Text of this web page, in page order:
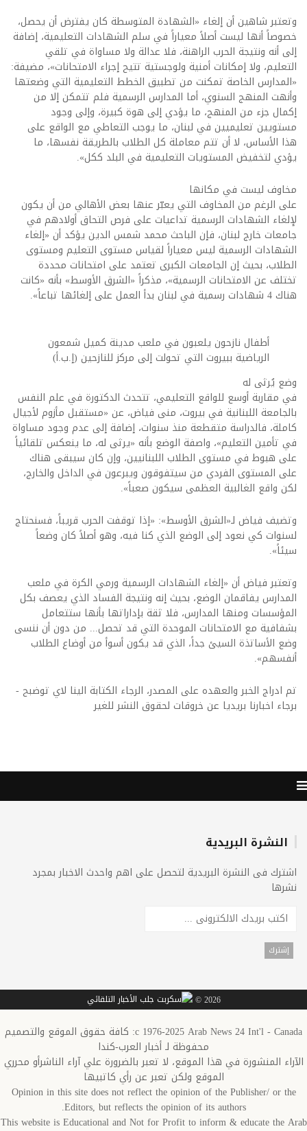
وتعتبر شاهين أن إلغاء «الشهادة المتوسطة كان يفترض أن يحصل،
خصوصاً أنها ليست أصلاً معياراً في سلم الشهادات التعليمية، إضافة
إلى أنه ونتيجة الحرب الراهنة، فلا عدالة ولا مساواة في تلقي
التعليم، ولا إمكانات أمنية ولوجستية تتيح إجراء الامتحانات»، مضيفة:
«المدارس الخاصة تمكنت من تطبيق الخطط التعليمية التي وضعتها
وأنهت المنهج السنوي، أما المدارس الرسمية فلم تتمكن إلا من
إكمال جزء من المنهج، ما يؤدي إلى هوة كبيرة، وإلى وجود
مستويين تعليميين في لبنان، ما يوجب التعاطي مع الواقع على
هذا الأساس، لا أن تتم معاملة كل الطلاب بالطريقة نفسها، ما
يؤدي لتخفيض المستويات التعليمية في البلد ككل».
مخاوف ليست في مكانها
على الرغم من المخاوف التي يعبّر عنها بعض الأهالي من أن يكون
لإلغاء الشهادات الرسمية تداعيات على فرص التحاق أولادهم في
جامعات خارج لبنان، فإن الباحث محمد شمس الدين يؤكد أن «إلغاء
الشهادات الرسمية ليس معياراً لقياس مستوى التعليم ومستوى
الطلاب، بحيث إن الجامعات الكبرى تعتمد على امتحانات محددة
تختلف عن الامتحانات الرسمية»، مذكراً «الشرق الأوسط» بأنه «كانت
هناك 4 شهادات رسمية في لبنان بدأ العمل على إلغائها تباعاً».
أطفال نازحون يلعبون في ملعب مدينة كميل شمعون
الرياضية ببيروت التي تحولت إلى مركز للنازحين (إ.ب.أ)
وضع يُرثى له
في مقاربة أوسع للواقع التعليمي، تتحدث الدكتورة في علم النفس
بالجامعة اللبنانية في بيروت، منى فياض، عن «مستقبل مأزوم لأجيال
كاملة، فالدراسة متقطعة منذ سنوات، إضافة إلى عدم وجود مساواة
في تأمين التعليم»، واصفة الوضع بأنه «يرثى له، ما ينعكس تلقائياً
على هبوط في مستوى الطلاب اللبنانيين، وإن كان سيبقى هناك
على المستوى الفردي من سيتفوقون ويبرعون في الداخل والخارج،
لكن واقع الغالبية العظمى سيكون صعباً».
وتضيف فياض لـ«الشرق الأوسط»: «إذا توقفت الحرب قريباً، فسنحتاج
لسنوات كي نعود إلى الوضع الذي كنا فيه، وهو أصلاً كان وضعاً
سيئاً».
وتعتبر فياض أن «إلغاء الشهادات الرسمية ورمي الكرة في ملعب
المدارس يفاقمان الوضع، بحيث إنه ونتيجة الفساد الذي يعصف بكل
المؤسسات ومنها المدارس، فلا ثقة بإداراتها بأنها ستتعامل
بشفافية مع الامتحانات الموحدة التي قد تحصل... من دون أن ننسى
وضع الأساتذة السيئ جداً، الذي قد يكون أسوأ من أوضاع الطلاب
أنفسهم».
تم ادراج الخبر والعهده على المصدر، الرجاء الكتابة الينا لاي توضبح -
برجاء اخبارنا بريديا عن خروقات لحقوق النشر للغير
النشرة البريدية
اشترك فى النشرة البريدية لتحصل على اهم واحدث الاخبار بمجرد
نشرها
2026 ©
c 1976-2025 Arab News 24 Int'l - Canada: كافة حقوق الموقع والتصميم
محفوظة لـ أخبار العرب-كندا
الآراء المنشورة في هذا الموقع، لا تعبر بالضرورة علي آراء الناشرأو محرري
الموقع ولكن تعبر عن رأي كاتبيها
Opinion in this site does not reflect the opinion of the Publisher/ or the
Editors, but reflects the opinion of its authors.
This website is Educational and Not for Profit to inform & educate the Arab